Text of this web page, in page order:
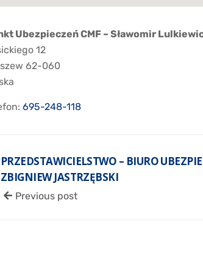
Ubezpieczeń CMF – Sławomir
12
62-060
695-248-118
PRZEDSTAWICIELSTWO – BIURO
ZBIGNIEW JASTRZĘBSKI
Previous post